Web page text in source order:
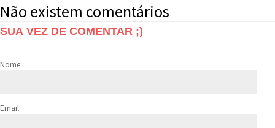
Não existem comentários
SUA VEZ DE COMENTAR ;)
Nome:
Email: